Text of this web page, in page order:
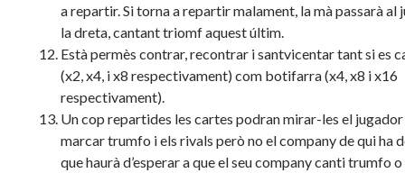
a repartir. Si torna a repartir malament, la mà passarà al
la dreta, cantant triomf aquest últim.
Està permès contrar, recontrar i santvicentar tant si es
(x2, x4, i x8 respectivament) com botifarra (x4, x8 i x16
respectivament).
Un cop repartides les cartes podran mirar-les el
marcar trumfo i els rivals però no el company de qui ha
que haurà d’esperar a que el seu company canti trumfo